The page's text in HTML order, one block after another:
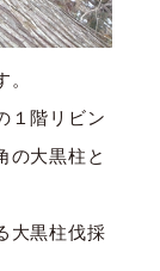
１階リビン
の大黒柱と
大黒柱伐採